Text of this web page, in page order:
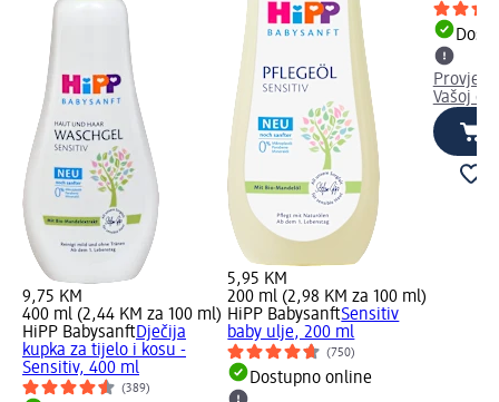
9,75 KM
400 ml (2,44 KM za 100 ml)
HiPP BabysanftDječija
kupka za tijelo i kosu -
Sensitiv, 400 ml
(389)
5,95 KM
200 ml (2,98 KM za 100 ml)
HiPP BabysanftSensitiv
baby ulje, 200 ml
(750)
Dostupno online
Vašoj